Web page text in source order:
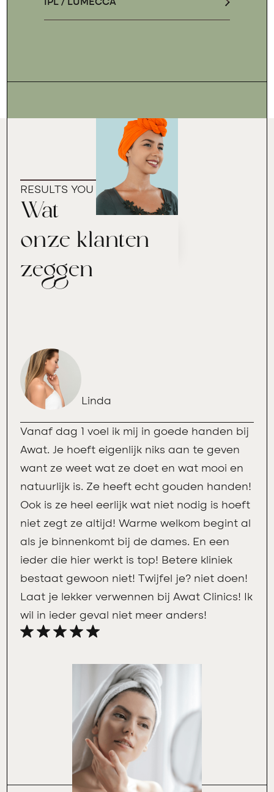
IPL / LUMECCA
RESULTS YOU CAN TRUST
Wat
onze klanten
zeggen
Linda
Vanaf dag 1 voel ik mij in goede handen bij
Awat. Je hoeft eigenlijk niks aan te geven
want ze weet wat ze doet en wat mooi en
natuurlijk is. Ze heeft echt gouden handen!
Ook is ze heel eerlijk wat niet nodig is hoeft
niet zegt ze altijd! Warme welkom begint al
als je binnenkomt bij de dames. En een
ieder die hier werkt is top! Betere kliniek
bestaat gewoon niet! Twijfel je? niet doen!
Laat je lekker verwennen bij Awat Clinics! Ik
wil in ieder geval niet meer anders!